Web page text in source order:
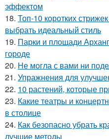
эффектом
18. Топ-10 коротких
выбрать идеальный стиль
19. Парки и площади
городе
20. Не могла с вами ни
21. Упражнения для
22. 10 растений, которые
23. Какие театры и
в столице
24. Как безопасно убрать
лучшие методы